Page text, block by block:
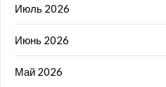
Июль 2026
Июнь 2026
Май 2026